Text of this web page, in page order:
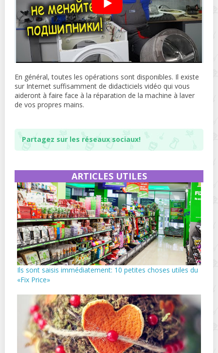
En général, toutes les opérations sont disponibles. Il existe
sur Internet suffisamment de didacticiels vidéo qui vous
aideront à faire face à la réparation de la machine à laver
de vos propres mains.
Partagez sur les réseaux sociaux!
ARTICLES UTILES
Ils sont saisis immédiatement: 10 petites choses utiles du
«Fix Price»